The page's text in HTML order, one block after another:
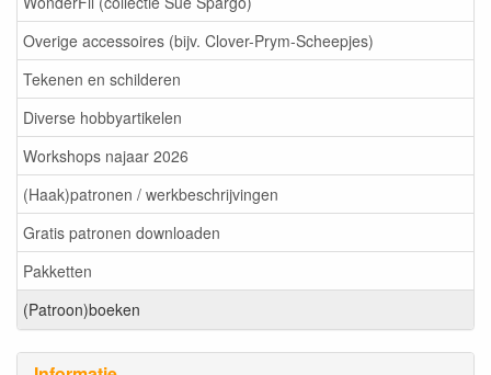
Overige accessoires (bijv. Clover-Prym-Scheepjes)
Tekenen en schilderen
Diverse hobbyartikelen
Workshops najaar 2026
(Haak)patronen / werkbeschrijvingen
Gratis patronen downloaden
Pakketten
(Patroon)boeken